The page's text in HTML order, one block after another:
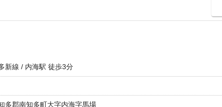
新線 / 内海駅 徒歩3分
多郡南知多町大字内海字馬場